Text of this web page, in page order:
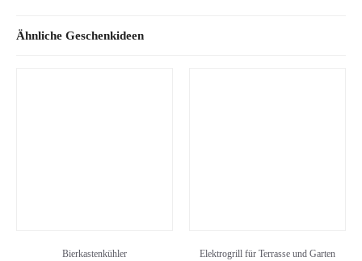
Ähnliche Geschenkideen
Bierkastenkühler Elektrogrill für Terrasse und Garten